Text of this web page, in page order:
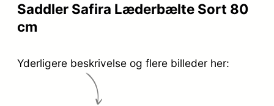
Saddler Safira Læderbælte Sort 80
cm
Yderligere beskrivelse og flere billeder her: